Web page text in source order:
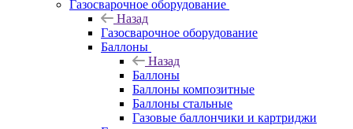
Газосварочное оборудование
Назад
Газосварочное оборудование
Баллоны
Назад
Баллоны
Баллоны композитные
Баллоны стальные
Газовые баллончики и картриджи